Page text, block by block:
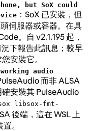
but SoX could
：SoX 已安裝，但
伺服器或容器。在具
。自 v2.1.195 起，
下報告此訊息；較早
安裝它。
audio
而非 ALSA
確安裝其 PulseAudio
libsox-fmt-
後端，這在 WSL 上
置。